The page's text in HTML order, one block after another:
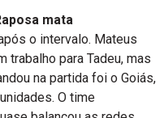
mata
o intervalo. Mateus
trabalho para Tadeu, mas
na partida foi o Goiás,
O time